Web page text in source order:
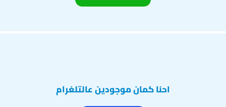
احنا كمان موجودين عالتلغرام